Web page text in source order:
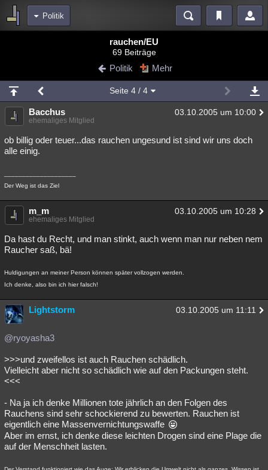
Politik
Blogs
Chat Wiki Neuigkeiten
meine Rubriken
Menschen Mystery Kriminalfälle
Spiritualität Verschwörungen Technologie Ufologie
Philosophie Träume Orte Esoterik Literatur
Astronomie Helpdesk
Musik Clash Verbesserungen Allmystery English
Besucht Teilgenommen
Lesenswert
rauchen/EU
69 Beiträge
Politik Mehr
Seite 4/ 4
Bacchus 03.10.2005 um 10:00
ehemaliges Mitglied
ob billig oder teuer...das rauchen ungesund ist sind wir uns doch
alle einig.
Der Weg ist das Ziel
m_m 03.10.2005 um 10:28
ehemaliges Mitglied
Da hast du Recht, und man stinkt, auch wenn man nur neben nem
Raucher saß, bä!
Huldigungen an meiner Person können später vollzogen werden.
Ich denke, also bin ich hier falsch!
Lightstorm 03.10.2005 um 11:11
@ryoyasha3
>>>und zweifellos ist auch Rauchen schädlich.
Vielleicht aber nicht so schädlich wie auf den Packungen steht.
<<<
- Na ja ich denke Millionen tote jährlich an den Folgen des
Rauchens sind sehr schockierend zu bewerten. Rauchen ist
eigentlich eine Massenvernichtungswaffe
Aber im ernst, ich denke diese leichten Drogen sind eine Plage die
auf der Menschheit lasten.